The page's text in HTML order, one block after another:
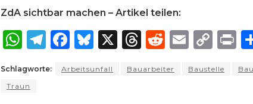
ZdA sichtbar machen – Artikel teilen:
W
a
ts
T
e
F
c
B
e
X
T
re
R
d
E
ai
C
p
P
n
Schlagworte: Arbeitsunfall Bauarbeiter Baustelle
Traun